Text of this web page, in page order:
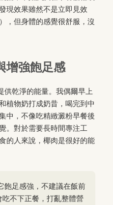
現效果雖然不是立即見效
，但身體的感覺很舒服，沒
增強飽足感
供乾淨的能量。我偶爾早上
植物奶打成奶昔，喝完到中
中，不像吃精緻澱粉早餐後
。對於需要長時間專注工
的人來說，椰肉是很好的能
飽足感強，不建議在飯前
不下正餐，打亂整體營